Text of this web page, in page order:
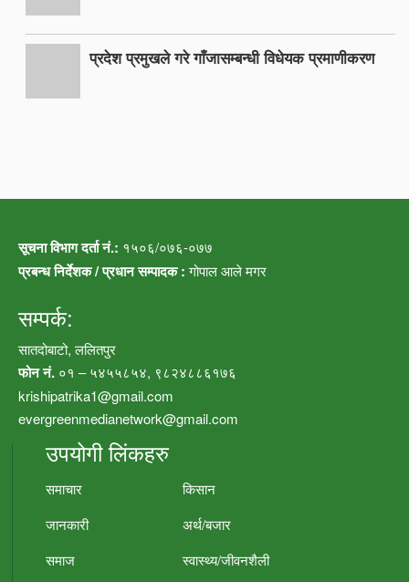
प्रदेश प्रमुखले गरे गाँजासम्बन्धी विधेयक प्रमाणीकरण
सूचना विभाग दर्ता नं.: १५०६/०७६-०७७
प्रबन्ध निर्देशक / प्रधान सम्पादक :गोपाल आले मगर
सम्पर्क:
सातदोबाटो, ललितपुर
फोन नं. ०१ – ५४५५८५४, ९८२४८८६१७६
krishipatrika1@gmail.com
evergreenmedianetwork@gmail.com
उपयोगी लिंकहरु
समाचार
किसान
जानकारी
अर्थ/बजार
समाज
स्वास्थ्य/जीवनशैली